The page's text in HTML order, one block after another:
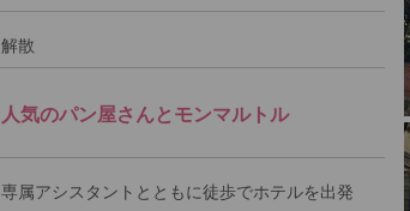
解散
人気のパン屋さんとモンマルトル
専属アシスタントとともに徒歩でホテルを出発